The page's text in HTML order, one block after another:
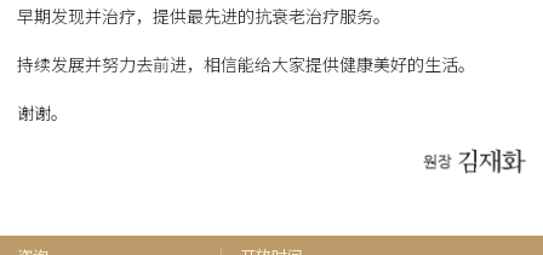
早期发现并治疗，提供最先进的抗衰老治疗服务。
持续发展并努力去前进，相信能给大家提供健康美好的生活。
谢谢。